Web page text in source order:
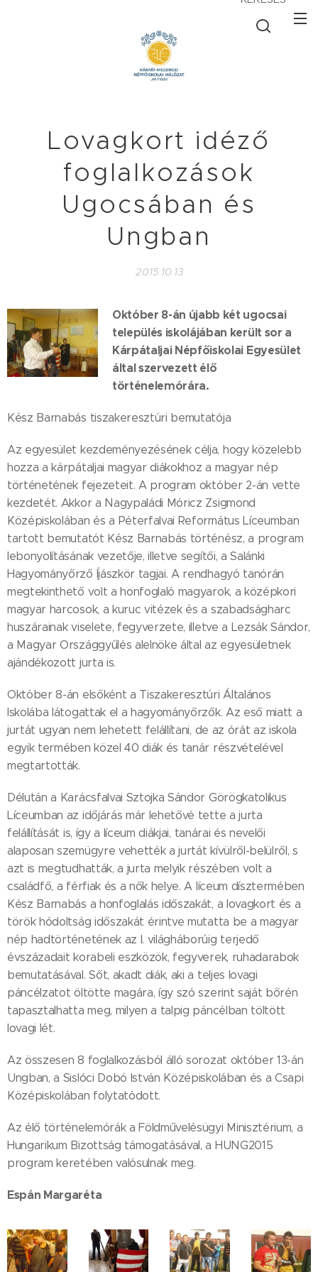
Lovagkort idéző
foglalkozások
Ugocsában és
Ungban
2015.10.13
Október 8-án újabb két ugocsai
település iskolájában került sor a
Kárpátaljai Népfőiskolai Egyesület
által szervezett élő
történelemórára.
Kész Barnabás tiszakeresztúri bemutatója
Az egyesület kezdeményezésének célja, hogy közelebb
hozza a kárpátaljai magyar diákokhoz a magyar nép
történetének fejezeteit. A program október 2-án vette
kezdetét. Akkor a Nagypaládi Móricz Zsigmond
Középiskolában és a Péterfalvai Református Líceumban
tartott bemutatót Kész Barnabás történész, a program
lebonyolításának vezetője, illetve segítői, a Salánki
Hagyományőrző Íjászkör tagjai. A rendhagyó tanórán
megtekinthető volt a honfoglaló magyarok, a középkori
magyar harcosok, a kuruc vitézek és a szabadságharc
huszárainak viselete, fegyverzete, illetve a Lezsák Sándor,
a Magyar Országgyűlés alelnöke által az egyesületnek
ajándékozott jurta is.
Október 8-án elsőként a Tiszakeresztúri Általános
Iskolába látogattak el a hagyományőrzők. Az eső miatt a
jurtát ugyan nem lehetett felállítani, de az órát az iskola
egyik termében közel 40 diák és tanár részvételével
megtartották.
Délután a Karácsfalvai Sztojka Sándor Görögkatolikus
Líceumban az időjárás már lehetővé tette a jurta
felállítását is, így a líceum diákjai, tanárai és nevelői
alaposan szemügyre vehették a jurtát kívülről-belülről, s
azt is megtudhatták, a jurta melyik részében volt a
családfő, a férfiak és a nők helye. A líceum dísztermében
Kész Barnabás a honfoglalás időszakát, a lovagkort és a
török hódoltság időszakát érintve mutatta be a magyar
nép hadtörténetének az I. világháborúig terjedő
évszázadait korabeli eszközök, fegyverek, ruhadarabok
bemutatásával. Sőt, akadt diák, aki a teljes lovagi
páncélzatot öltötte magára, így szó szerint saját bőrén
tapasztalhatta meg, milyen a talpig páncélban töltött
lovagi lét.
Az összesen 8 foglalkozásból álló sorozat október 13-án
Ungban, a Sislóci Dobó István Középiskolában és a Csapi
Középiskolában folytatódott.
Az élő történelemórák a Földművelésügyi Minisztérium, a
Hungarikum Bizottság támogatásával, a HUNG2015
program keretében valósulnak meg.
Espán Margaréta